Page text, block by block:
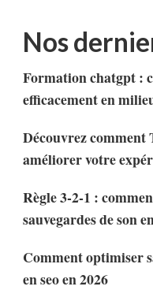
Nos
Formation chatgpt :
efficacement en
Découvrez
améliorer votre
Règle 3-2-1 :
sauvegardes de son
Comment optimiser
en seo en 2026